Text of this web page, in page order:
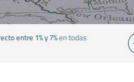
entre 1% y 7%en todas